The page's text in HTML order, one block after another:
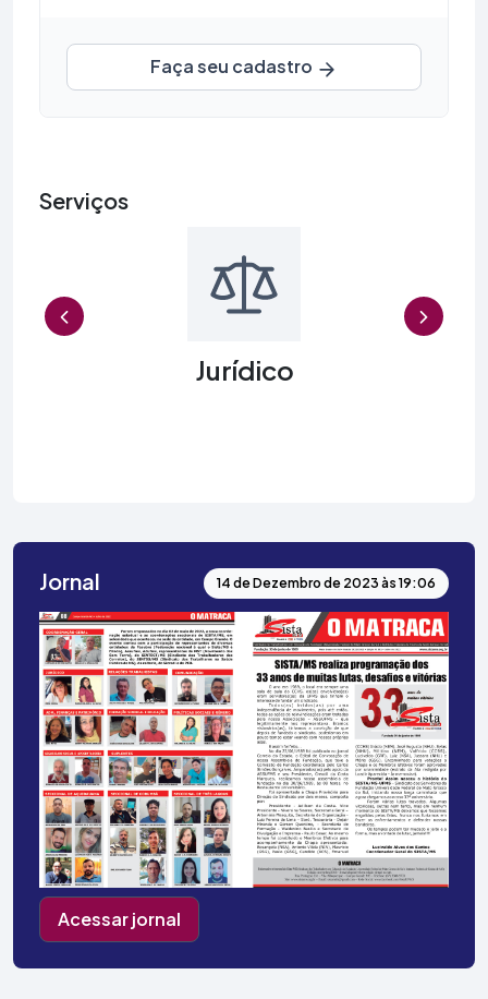
Faça seu cadastro
Serviços
Previous
Jurídico
Jornal 14 de Dezembro de 2023 às 19:06
Acessar jornal